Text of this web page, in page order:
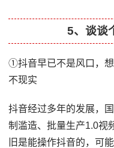
5、谈谈
①抖音早已不是风口，
不现实
抖音经过多年的发展，
制滥造、批量生产1.0视
旧是能操作抖音的，可